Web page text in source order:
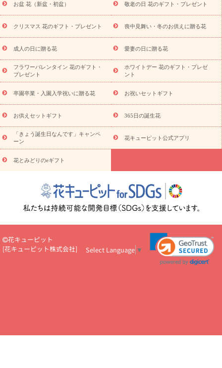
お盆（新盆・初盆）
お祝い返し お見舞い
お取り
寄せギフト
ビジネス用 ご自宅用 観葉植物
ミディ胡蝶蘭
プリザーブドフラワー
スタイルから探す
アレンジメント
花束
スタンド花 お祝い お供え・お悔やみ 胡蝶蘭
胡蝶
蘭・花鉢
ミディ胡蝶蘭・お祝い ミディ胡蝶蘭・お供え
の青色胡蝶蘭
観葉植物 観葉植物 産直多肉植物
プリザーブ
ドフラワー
お祝い お供え・お悔やみ 花とセットギフト
ミオーダー
プチギフト（hanamore -ハナモア-）
花とみどりの
eギフト
花キューピットのeGfit カラー ピンク
レンジ
レッド お花の種類 バラ ユリ トルコキキョウ
予
算から探す
お祝い お祝い・3000円～ お祝い・
お祝い・5000円～ お祝い・7000円～ お祝い・10000円～
お供え・お悔やみ
お供え・お悔やみ・3000円～
お供え・お
悔やみ・5000円～ お供え・お悔やみ・7000円～
お供え・お悔
やみ・10000円～
365日の誕生花カレンダー
開店・開業祝
お祝いを贈るときのマナー・
花キューピットのお祝いコラム一覧
誕生日のお花を「色
彩心理学」で選ぶ方法
結婚祝いの予算相場
出産祝いお役立ち情
転職祝いのマナー基礎知識
ペットのお祝いワンポイントアド
バイス
スタンド花（フラスタ）のマナー
お見舞いのマナーとル
お祝い花のマナー総まとめ
場上司や先輩へ贈るお祝い花の正解は？
開店祝いの花 選び方ガイ
ド（早見表あり）
花キューピットのお供え・
プロ直伝10のテクニック
花美人5人の「花のある暮らし」
美
お盆 花（新盆・初盆） 敬老の日 花のギフト・プレゼント
クリスマス 花のギフト・プレゼント 喪中見舞い・冬のお供えに贈る花
成人の日に贈る花 愛妻の日に贈る花
フラワーバレンタイン 花のギフト・
プレゼント
ホワイトデー 花のギフト・プレゼ
ント
卒園卒業・入園入学祝いに贈る花 お祝いセットギフト
お供えセットギフト 365日の誕生花
「きょう誕生日なんです」キャンペ
ーン
花キューピット公式アプリ
花とみどりのeギフト
花キューピット
[花キューピット株式会社] Select Language ▼